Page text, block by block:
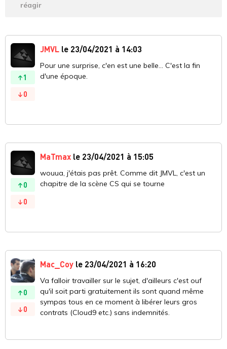
réagir
1
0
JMVL le 23/04/2021 à 14:03
Pour une surprise, c'en est une belle... C'est la fin
d'une époque.
0
0
MaTmax le 23/04/2021 à 15:05
wouua, j'étais pas prêt. Comme dit JMVL, c'est un
chapitre de la scène CS qui se tourne
0
0
Mac_Coy le 23/04/2021 à 16:20
Va falloir travailler sur le sujet, d'ailleurs c'est ouf
qu'il soit parti gratuitement ils sont quand même
sympas tous en ce moment à libérer leurs gros
contrats (Cloud9 etc.) sans indemnités.